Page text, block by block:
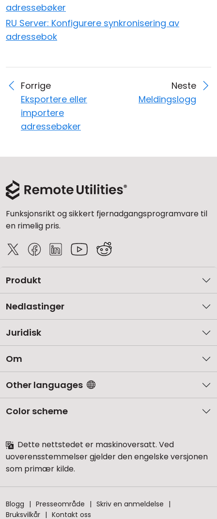
adressebøker
RU Server: Konfigurere synkronisering av
adressebok
Forrige
Eksportere eller
importere
adressebøker
Neste
Meldingslogg
Funksjonsrikt og sikkert fjernadgangsprogramvare til
en rimelig pris.
Produkt
Nedlastinger
Juridisk
Om
Other languages
Color scheme
Dette nettstedet er maskinoversatt. Ved
uoverensstemmelser gjelder den engelske versjonen
som primær kilde.
Blogg Presseområde
Skriv en anmeldelse
Bruksvilkår
Kontakt oss